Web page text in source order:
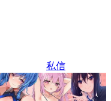
私信